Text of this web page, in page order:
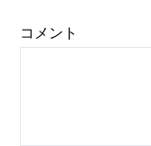
コメント